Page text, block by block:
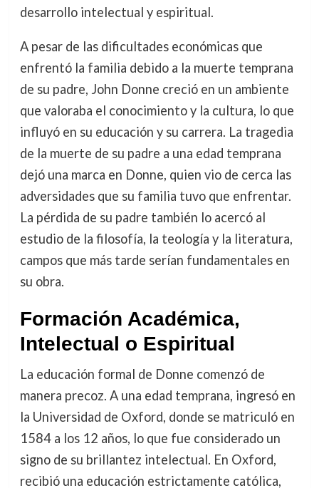
desarrollo intelectual y espiritual.
A pesar de las dificultades económicas que
enfrentó la familia debido a la muerte temprana
de su padre, John Donne creció en un ambiente
que valoraba el conocimiento y la cultura, lo que
influyó en su educación y su carrera. La tragedia
de la muerte de su padre a una edad temprana
dejó una marca en Donne, quien vio de cerca las
adversidades que su familia tuvo que enfrentar.
La pérdida de su padre también lo acercó al
estudio de la filosofía, la teología y la literatura,
campos que más tarde serían fundamentales en
su obra.
Formación Académica,
Intelectual o Espiritual
La educación formal de Donne comenzó de
manera precoz. A una edad temprana, ingresó en
la Universidad de Oxford, donde se matriculó en
1584 a los 12 años, lo que fue considerado un
signo de su brillantez intelectual. En Oxford,
recibió una educación estrictamente católica,